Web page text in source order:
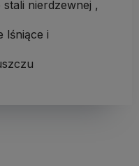
nierdzewnej ,
lśniące i